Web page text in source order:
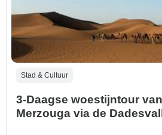
Stad & Cultuur
3-Daagse woestijntour
Merzouga via de